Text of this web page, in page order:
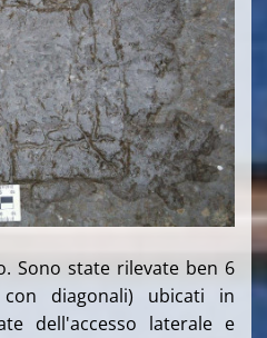
Sono state rilevate ben 6
diagonali) ubicati in
dell'accesso laterale e